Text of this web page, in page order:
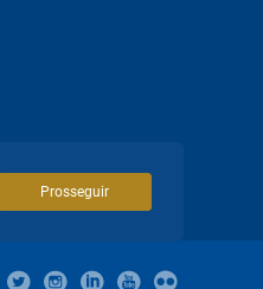
Prosseguir